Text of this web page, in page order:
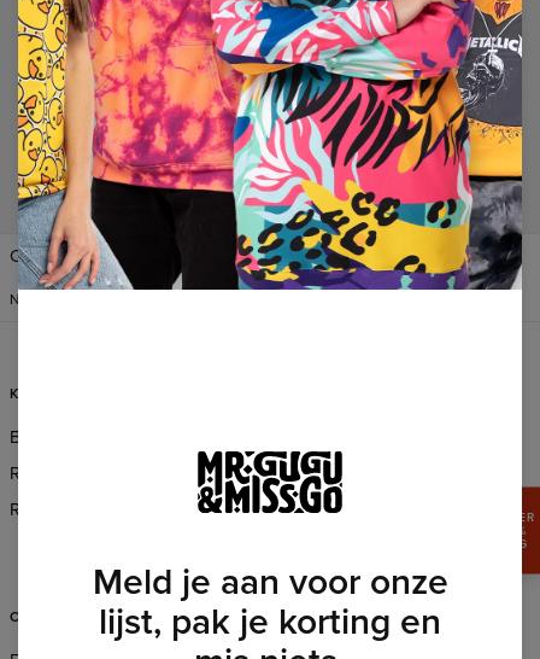
No products found…
Change Preferences
VERENIGDE STATEN VAN
AMERIKA
NEDERLANDS
KLANTENSERVICE
Bestellingen en levering
Retour en Ruilen
Reglement
Groothandel Bestellingen
Partnerprogramma
ONDERSTEUNING
Meld je aan voor onze
lijst, pak je korting en
PROFITEER
VAN 15%
KORTING